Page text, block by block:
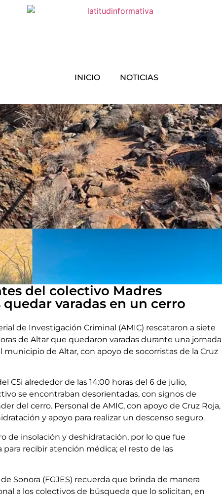
INICIO NOTICIAS
del colectivo Madres
varadas en un cerro
de Investigación Criminal (AMIC) rescataron a siete
de Altar que quedaron varadas durante una jornada
municipio de Altar, con apoyo de socorristas de la Cruz
C5i alrededor de las 14:00 horas del 6 de julio,
se encontraban desorientadas, con signos de
del cerro. Personal de AMIC, con apoyo de Cruz Roja,
y apoyo para realizar un descenso seguro.
de insolación y deshidratación, por lo que fue
para recibir atención médica; el resto de las
Sonora (FGJES) recuerda que brinda de manera
a los colectivos de búsqueda que lo solicitan, en